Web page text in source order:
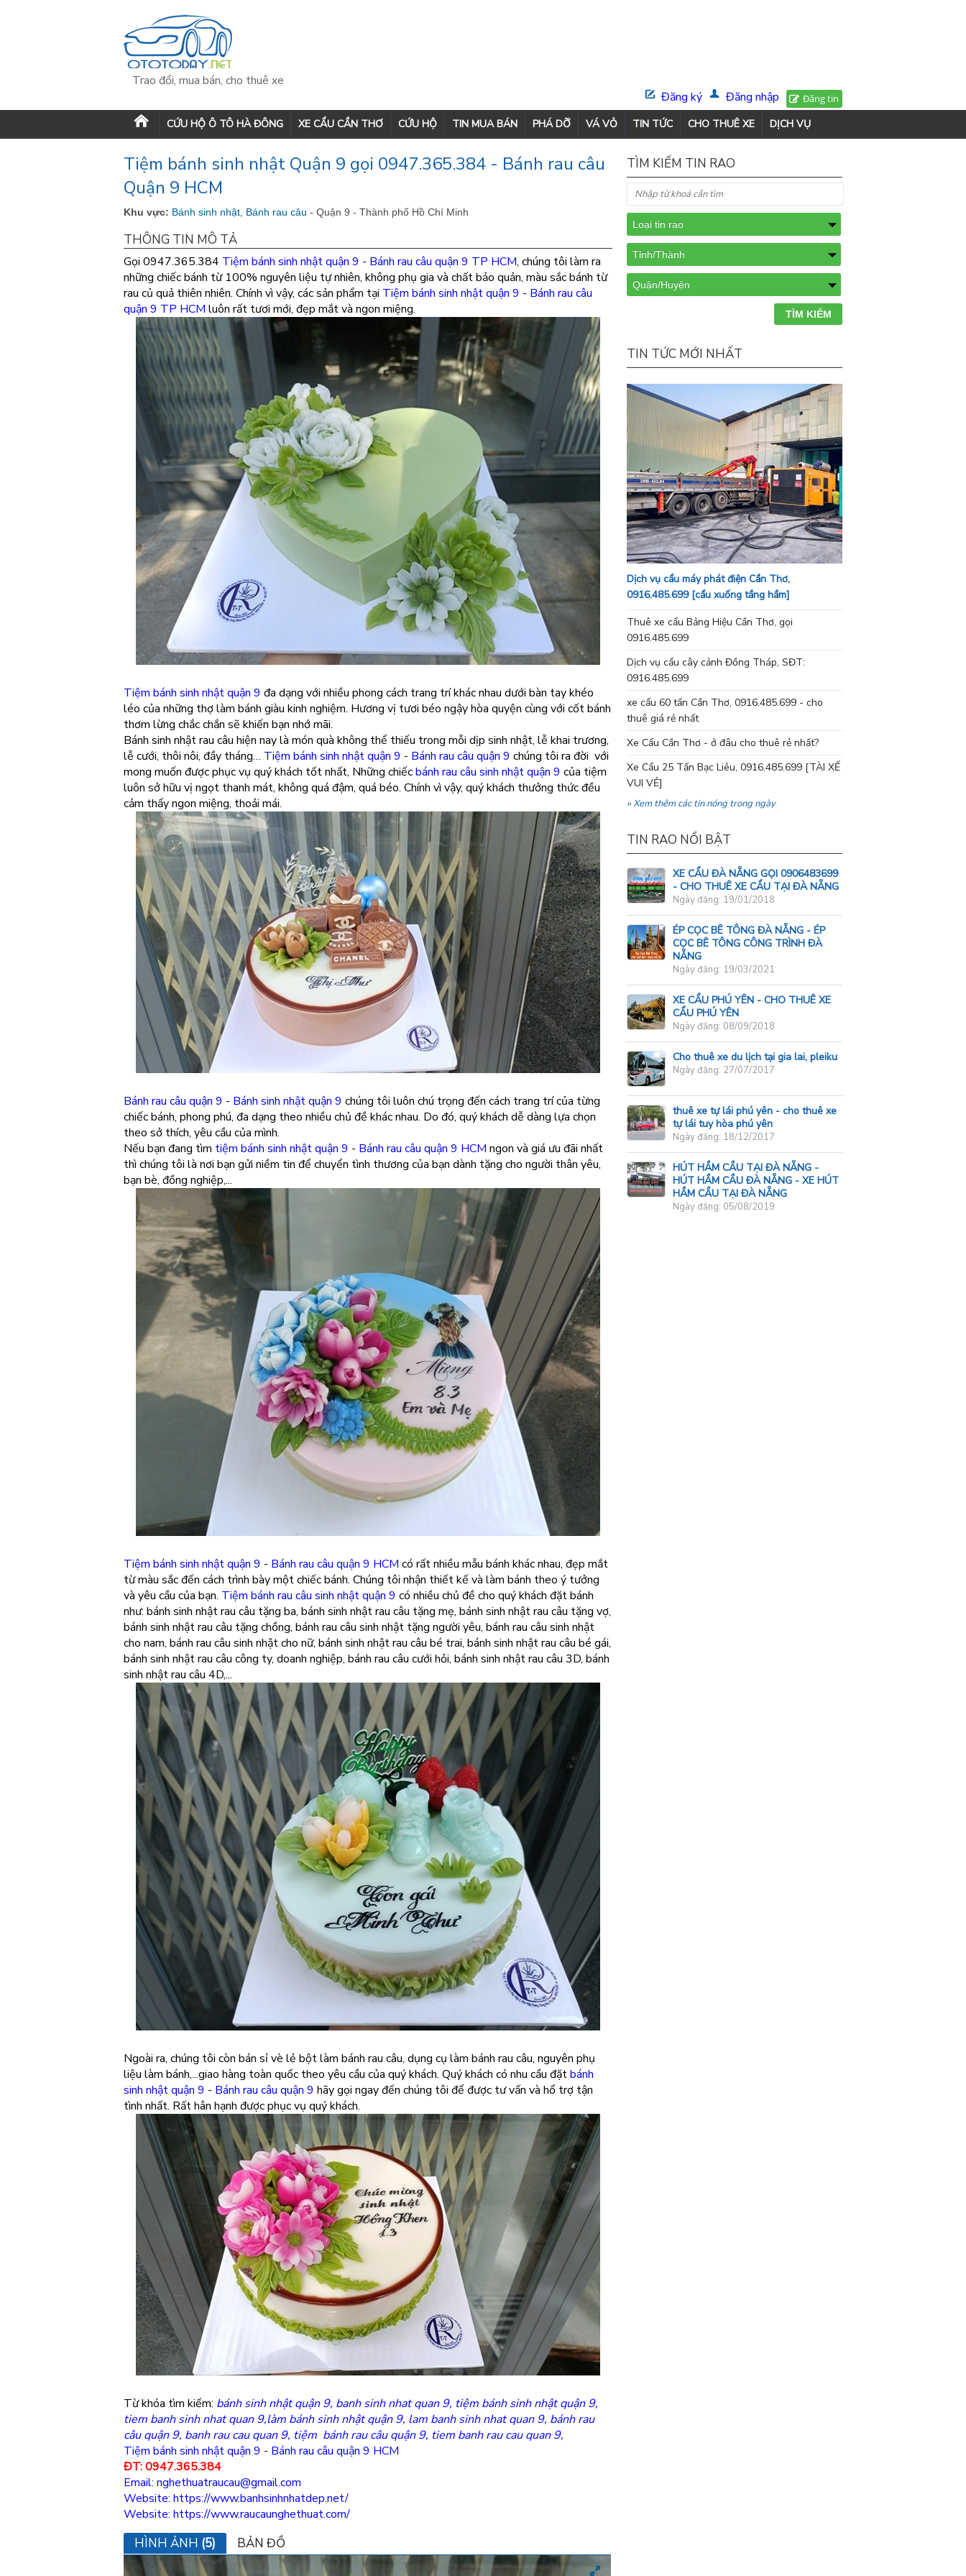
Trao đổi, mua bán, cho thuê xe
Đăng tin
Đăng nhập
Đăng ký
CỨU HỘ Ô TÔ HÀ ĐÔNG XE CẨU CẦN THƠ CỨU HỘ TIN MUA BÁN PHÁ DỠ VÁ VỎ TIN TỨC CHO THUÊ XE DỊCH VỤ
Tiệm bánh sinh nhật Quận 9 gọi 0947.365.384 - Bánh rau câu
Quận 9 HCM
Khu vực: Bánh sinh nhật, Bánh rau câu - Quận 9 - Thành phố Hồ Chí Minh
THÔNG TIN MÔ TẢ
Gọi 0947.365.384 Tiệm bánh sinh nhật quận 9 - Bánh rau câu quận 9 TP HCM, chúng tôi làm ra
những chiếc bánh từ 100% nguyên liệu tự nhiên, không phụ gia và chất bảo quản, màu sắc bánh từ
rau củ quả thiên nhiên. Chính vì vậy, các sản phẩm tại Tiệm bánh sinh nhật quận 9 - Bánh rau câu
quận 9 TP HCM luôn rất tươi mới, đẹp mắt và ngon miệng.
Tiệm bánh sinh nhật quận 9 đa dạng với nhiều phong cách trang trí khác nhau dưới bàn tay khéo
léo của những thợ làm bánh giàu kinh nghiệm. Hương vị tươi béo ngậy hòa quyện cùng với cốt bánh
thơm lừng chắc chắn sẽ khiến bạn nhớ mãi.
Bánh sinh nhật rau câu hiện nay là món quà không thể thiếu trong mỗi dịp sinh nhật, lễ khai trương,
lễ cưới, thôi nôi, đầy tháng… Tiệm bánh sinh nhật quận 9 - Bánh rau câu quận 9 chúng tôi ra đời với
mong muốn được phục vụ quý khách tốt nhất, Những chiếcbánh rau câu sinh nhật quận 9 của tiệm
luôn sở hữu vị ngọt thanh mát, không quá đậm, quá béo. Chính vì vậy, quý khách thưởng thức đều
cảm thấy ngon miệng, thoải mái.
Bánh rau câu quận 9 - Bánh sinh nhật quận 9 chúng tôi luôn chú trọng đến cách trang trí của từng
chiếc bánh, phong phú, đa dạng theo nhiều chủ đề khác nhau. Do đó, quý khách dễ dàng lựa chọn
theo sở thích, yêu cầu của mình.
Nếu bạn đang tìm tiệm bánh sinh nhật quận 9 - Bánh rau câu quận 9 HCM ngon và giá ưu đãi nhất
thì chúng tôi là nơi bạn gửi niềm tin để chuyển tình thương của bạn dành tặng cho người thân yêu,
bạn bè, đồng nghiệp,...
Tiệm bánh sinh nhật quận 9 - Bánh rau câu quận 9 HCM có rất nhiều mẫu bánh khác nhau, đẹp mắt
từ màu sắc đến cách trình bày một chiếc bánh. Chúng tôi nhận thiết kế và làm bánh theo ý tưởng
và yêu cầu của bạn. Tiệm bánh rau câu sinh nhật quận 9 có nhiều chủ đề cho quý khách đặt bánh
như: bánh sinh nhật rau câu tặng ba, bánh sinh nhật rau câu tặng mẹ, bánh sinh nhật rau câu tặng vợ,
bánh sinh nhật rau câu tặng chồng, bánh rau câu sinh nhật tặng người yêu, bánh rau câu sinh nhật
cho nam, bánh rau câu sinh nhật cho nữ, bánh sinh nhật rau câu bé trai, bánh sinh nhật rau câu bé gái,
bánh sinh nhật rau câu công ty, doanh nghiệp, bánh rau câu cưới hỏi, bánh sinh nhật rau câu 3D, bánh
sinh nhật rau câu 4D,...
Ngoài ra, chúng tôi còn bán sỉ vè lẻ bột làm bánh rau câu, dụng cụ làm bánh rau câu, nguyên phụ
liệu làm bánh,...giao hàng toàn quốc theo yêu cầu của quý khách. Quý khách có nhu cầu đặtbánh
sinh nhật quận 9 - Bánh rau câu quận 9 hãy gọi ngay đến chúng tôi để được tư vấn và hổ trợ tận
tình nhất. Rất hân hạnh được phục vụ quý khách.
Từ khóa tìm kiếm: bánh sinh nhật quận 9, banh sinh nhat quan 9, tiệm bánh sinh nhật quận 9,
tiem banh sinh nhat quan 9,làm bánh sinh nhật quận 9, lam banh sinh nhat quan 9, bánh rau
câu quận 9, banh rau cau quan 9, tiệm bánh rau câu quận 9, tiem banh rau cau quan 9,
Tiệm bánh sinh nhật quận 9 - Bánh rau câu quận 9 HCM
ĐT: 0947.365.384
Email: nghethuatraucau@gmail.com
Website: https://www.banhsinhnhatdep.net/
Website: https://www.raucaunghethuat.com/
HÌNH ẢNH (5) BẢN ĐỒ
TÌM KIẾM TIN RAO
TIN TỨC MỚI NHẤT
Dịch vụ cẩu máy phát điện Cần Thơ,
0916.485.699 [cẩu xuống tầng hầm]
Thuê xe cẩu Bảng Hiệu Cần Thơ, gọi
0916.485.699
Dịch vụ cẩu cây cảnh Đồng Tháp, SĐT:
0916.485.699
xe cẩu 60 tấn Cần Thơ, 0916.485.699 - cho
thuê giá rẻ nhất
Xe Cẩu Cần Thơ - ở đâu cho thuê rẻ nhất?
Xe Cẩu 25 Tấn Bạc Liêu, 0916.485.699 [TÀI XẾ
VUI VẺ]
» Xem thêm các tin nóng trong ngày
TIN RAO NỔI BẬT
XE CẨU ĐÀ NẴNG GỌI 0906483699
- CHO THUÊ XE CẨU TẠI ĐÀ NẴNG
Ngày đăng: 19/01/2018
ÉP CỌC BÊ TÔNG ĐÀ NẴNG - ÉP
CỌC BÊ TÔNG CÔNG TRÌNH ĐÀ
NẴNG
Ngày đăng: 19/03/2021
XE CẨU PHÚ YÊN - CHO THUÊ XE
CẨU PHÚ YÊN
Ngày đăng: 08/09/2018
Cho thuê xe du lịch tại gia lai, pleiku
Ngày đăng: 27/07/2017
thuê xe tự lái phú yên - cho thuê xe
tự lái tuy hòa phú yên
Ngày đăng: 18/12/2017
HÚT HẦM CẦU TẠI ĐÀ NẴNG -
HÚT HẦM CẦU ĐÀ NẴNG - XE HÚT
HẦM CẦU TẠI ĐÀ NẴNG
Ngày đăng: 05/08/2019